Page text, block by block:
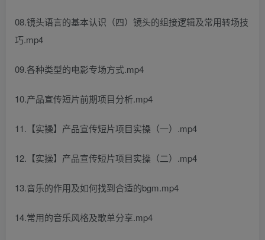
08.镜头语言的基本认识（四）镜头的组接逻辑及常用转场技
巧.mp4
09.各种类型的电影专场方式.mp4
10.产品宣传短片前期项目分析.mp4
11.【实操】产品宣传短片项目实操（一）.mp4
12.【实操】产品宣传短片项目实操（二）.mp4
13.音乐的作用及如何找到合适的bgm.mp4
14.常用的音乐风格及歌单分享.mp4